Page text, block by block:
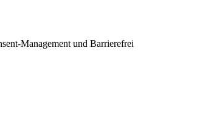
Management und Barrierefrei